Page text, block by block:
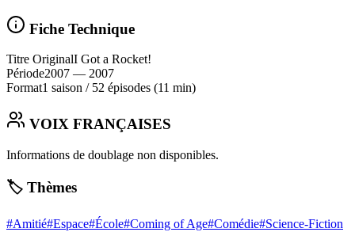
Fiche Technique
Titre OriginalI Got a Rocket!
Période2007 — 2007
Format1 saison / 52 épisodes (11 min)
VOIX FRANÇAISES
Informations de doublage non disponibles.
🏷️ Thèmes
#Amitié#Espace#École#Coming of Age#Comédie#Science-Fiction